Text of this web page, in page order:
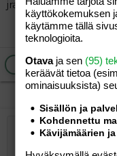
Ilmoita asiaton
LihavoituKursivoituLista
käyttökokemuksen
käytämme tällä
teknologioita.
Otavaja sen (95)
keräävät tietoa
ominaisuuk­sista)
Sisällön ja
Kohdennettu
Kävijämäärien